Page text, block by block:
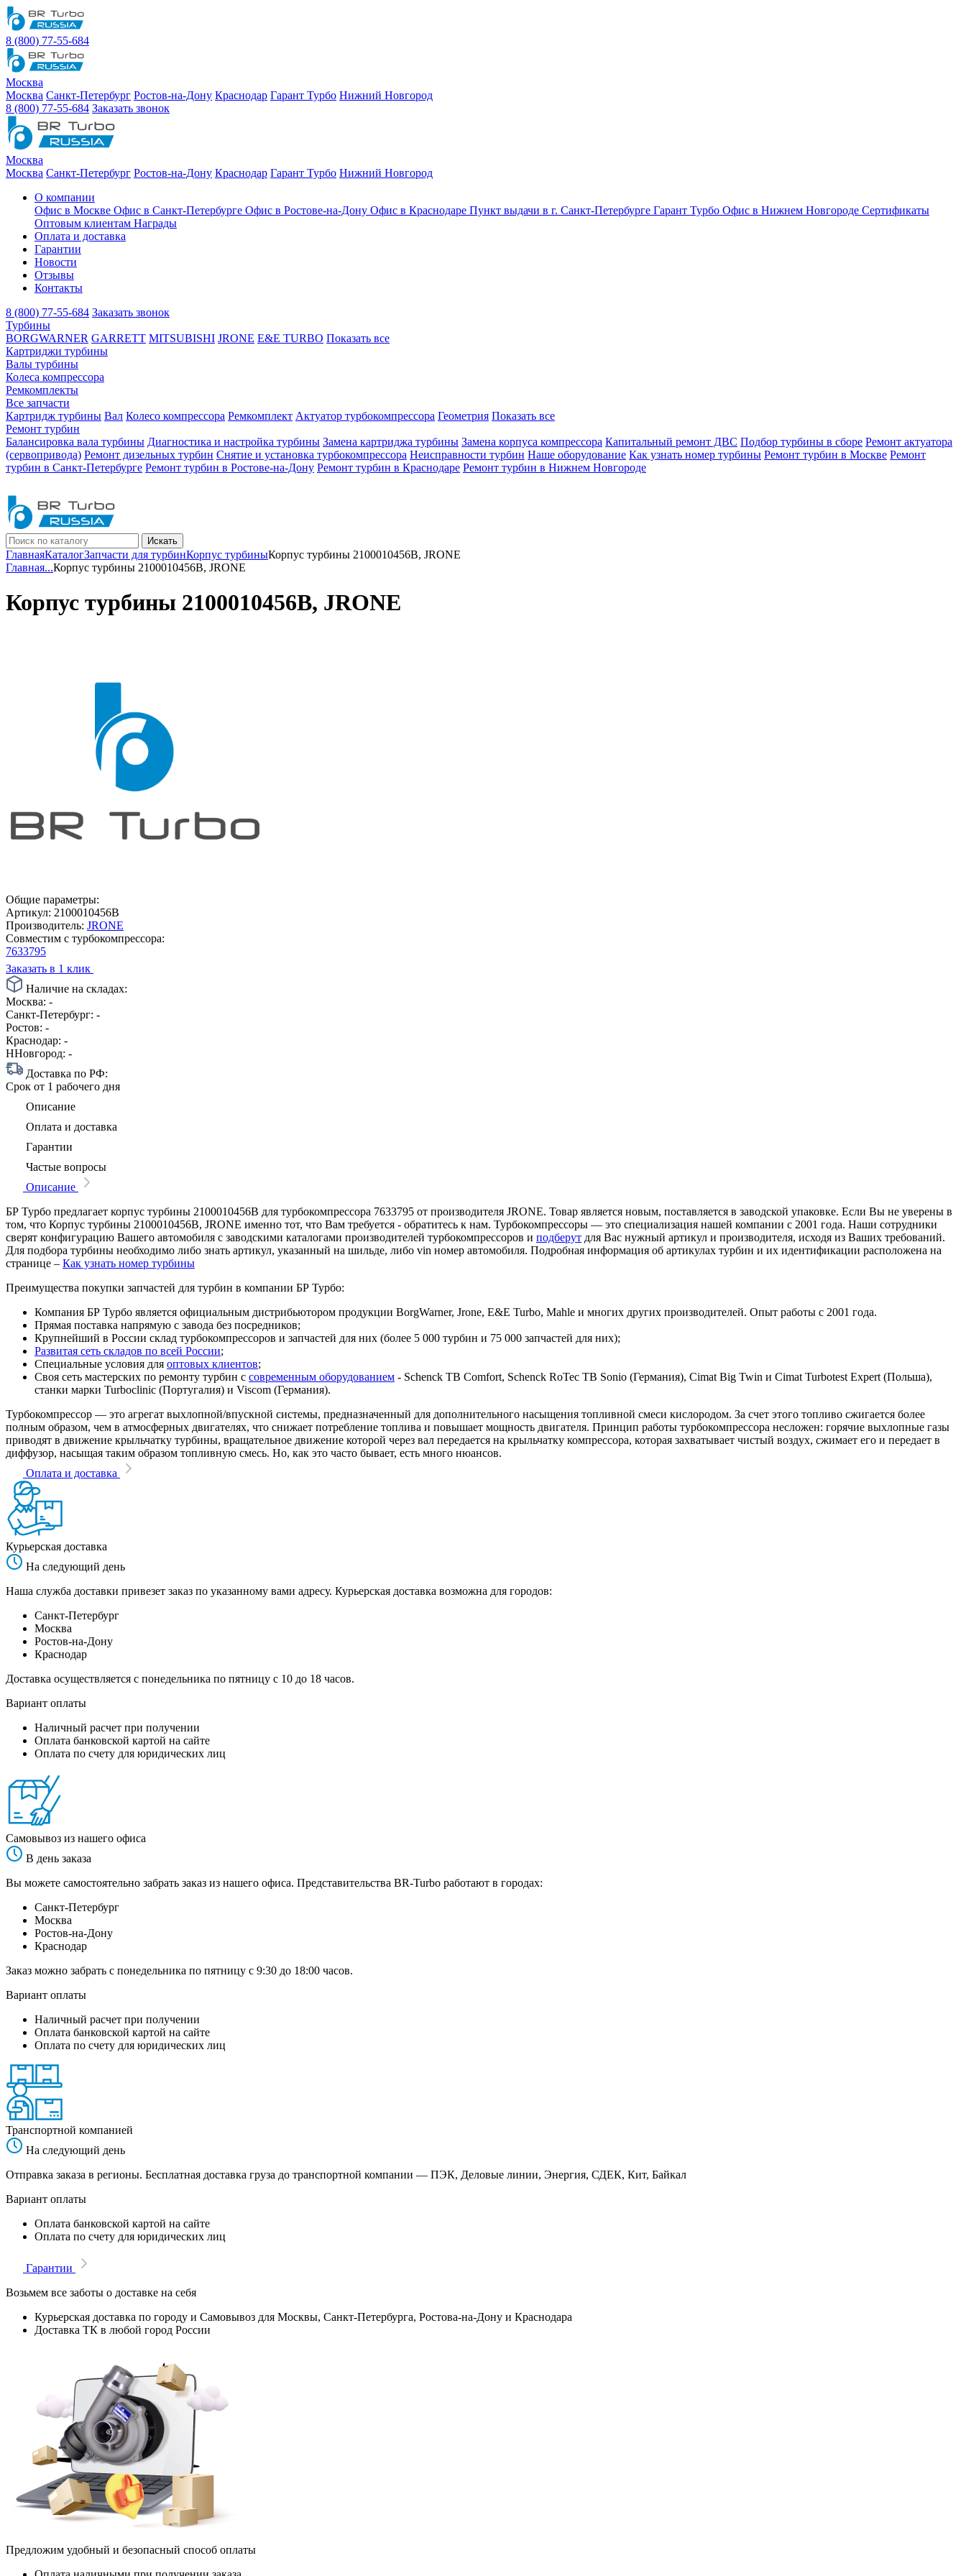
8 (800) 77-55-684
Москва
Москва Санкт-Петербург Ростов-на-Дону Краснодар Гарант Турбо Нижний Новгород
8 (800) 77-55-684 Заказать звонок
Москва
Москва Санкт-Петербург Ростов-на-Дону Краснодар Гарант Турбо Нижний Новгород
О компании
Офис в Москве Офис в Санкт-Петербурге Офис в Ростове-на-Дону Офис в Краснодаре Пункт выдачи в г. Санкт-Петербурге Гарант Турбо Офис в Нижнем Новгороде Сертификаты
Оптовым клиентам Награды
Оплата и доставка
Гарантии
Новости
Отзывы
Контакты
8 (800) 77-55-684 Заказать звонок
Турбины
BORGWARNER GARRETT MITSUBISHI JRONE E&E TURBO Показать все
Картриджи турбины
Валы турбины
Колеса компрессора
Ремкомплекты
Все запчасти
Картридж турбины Вал Колесо компрессора Ремкомплект Актуатор турбокомпрессора Геометрия Показать все
Ремонт турбин
Балансировка вала турбины Диагностика и настройка турбины Замена картриджа турбины Замена корпуса компрессора Капитальный ремонт ДВС Подбор турбины в сборе Ремонт актуатора
(сервопривода) Ремонт дизельных турбин Снятие и установка турбокомпрессора Неисправности турбин Наше оборудование Как узнать номер турбины Ремонт турбин в Москве Ремонт
турбин в Санкт-Петербурге Ремонт турбин в Ростове-на-Дону Ремонт турбин в Краснодаре Ремонт турбин в Нижнем Новгороде
Искать
ГлавнаяКаталогЗапчасти для турбинКорпус турбиныКорпус турбины 2100010456B, JRONE
Главная...Корпус турбины 2100010456B, JRONE
Корпус турбины 2100010456B, JRONE
Общие параметры:
Артикул: 2100010456B
Производитель: JRONE
Совместим с турбокомпрессора:
7633795
Заказать в 1 клик
Наличие на складах:
Москва: -
Санкт-Петербург: -
Ростов: -
Краснодар: -
ННовгород: -
Доставка по РФ:
Срок от 1 рабочего дня
Описание
Оплата и доставка
Гарантии
Частые вопросы
Описание
БР Турбо предлагает корпус турбины 2100010456B для турбокомпрессора 7633795 от производителя JRONE. Товар является новым, поставляется в заводской упаковке. Если Вы не уверены в
том, что Корпус турбины 2100010456B, JRONE именно тот, что Вам требуется - обратитесь к нам. Турбокомпрессоры — это специализация нашей компании с 2001 года. Наши сотрудники
сверят конфигурацию Вашего автомобиля с заводскими каталогами производителей турбокомпрессоров и подберут для Вас нужный артикул и производителя, исходя из Ваших требований.
Для подбора турбины необходимо либо знать артикул, указанный на шильде, либо vin номер автомобиля. Подробная информация об артикулах турбин и их идентификации расположена на
странице – Как узнать номер турбины
Преимущества покупки запчастей для турбин в компании БР Турбо:
Компания БР Турбо является официальным дистрибьютором продукции BorgWarner, Jrone, E&E Turbo, Mahle и многих других производителей. Опыт работы с 2001 года.
Прямая поставка напрямую с завода без посредников;
Крупнейший в России склад турбокомпрессоров и запчастей для них (более 5 000 турбин и 75 000 запчастей для них);
Развитая сеть складов по всей России;
Специальные условия для оптовых клиентов;
Своя сеть мастерских по ремонту турбин с современным оборудованием - Schenck TB Comfort, Schenck RoTec TB Sonio (Германия), Cimat Big Twin и Cimat Turbotest Expert (Польша),
станки марки Turboclinic (Португалия) и Viscom (Германия).
Турбокомпрессор — это агрегат выхлопной/впускной системы, предназначенный для дополнительного насыщения топливной смеси кислородом. За счет этого топливо сжигается более
полным образом, чем в атмосферных двигателях, что снижает потребление топлива и повышает мощность двигателя. Принцип работы турбокомпрессора несложен: горячие выхлопные газы
приводят в движение крыльчатку турбины, вращательное движение которой через вал передается на крыльчатку компрессора, которая захватывает чистый воздух, сжимает его и передает в
диффузор, насыщая таким образом топливную смесь. Но, как это часто бывает, есть много нюансов.
Оплата и доставка
Курьерская доставка
На следующий день
Наша служба доставки привезет заказ по указанному вами адресу. Курьерская доставка возможна для городов:
Санкт-Петербург
Москва
Ростов-на-Дону
Краснодар
Доставка осуществляется с понедельника по пятницу с 10 до 18 часов.
Вариант оплаты
Наличный расчет при получении
Оплата банковской картой на сайте
Оплата по счету для юридических лиц
Самовывоз из нашего офиса
В день заказа
Вы можете самостоятельно забрать заказ из нашего офиса. Представительства BR-Turbo работают в городах:
Санкт-Петербург
Москва
Ростов-на-Дону
Краснодар
Заказ можно забрать с понедельника по пятницу с 9:30 до 18:00 часов.
Вариант оплаты
Наличный расчет при получении
Оплата банковской картой на сайте
Оплата по счету для юридических лиц
Транспортной компанией
На следующий день
Отправка заказа в регионы. Бесплатная доставка груза до транспортной компании — ПЭК, Деловые линии, Энергия, СДЕК, Кит, Байкал
Вариант оплаты
Оплата банковской картой на сайте
Оплата по счету для юридических лиц
Гарантии
Возьмем все заботы о доставке на себя
Курьерская доставка по городу и Самовывоз для Москвы, Санкт-Петербурга, Ростова-на-Дону и Краснодара
Доставка ТК в любой город России
Предложим удобный и безопасный способ оплаты